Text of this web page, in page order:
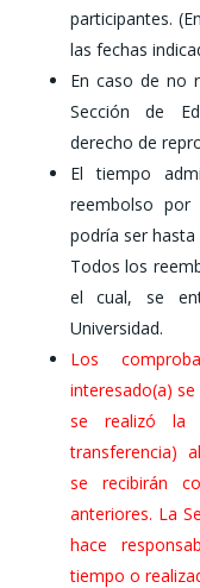
participantes.
las fechas
En caso de no
Sección de
derecho de
El tiempo
reembolso por
podría ser hasta
Todos los
el cual, se
Universidad.
Los
interesado(a) se
se realizó la
transferencia)
se recibirán
anteriores. La
hace
tiempo o